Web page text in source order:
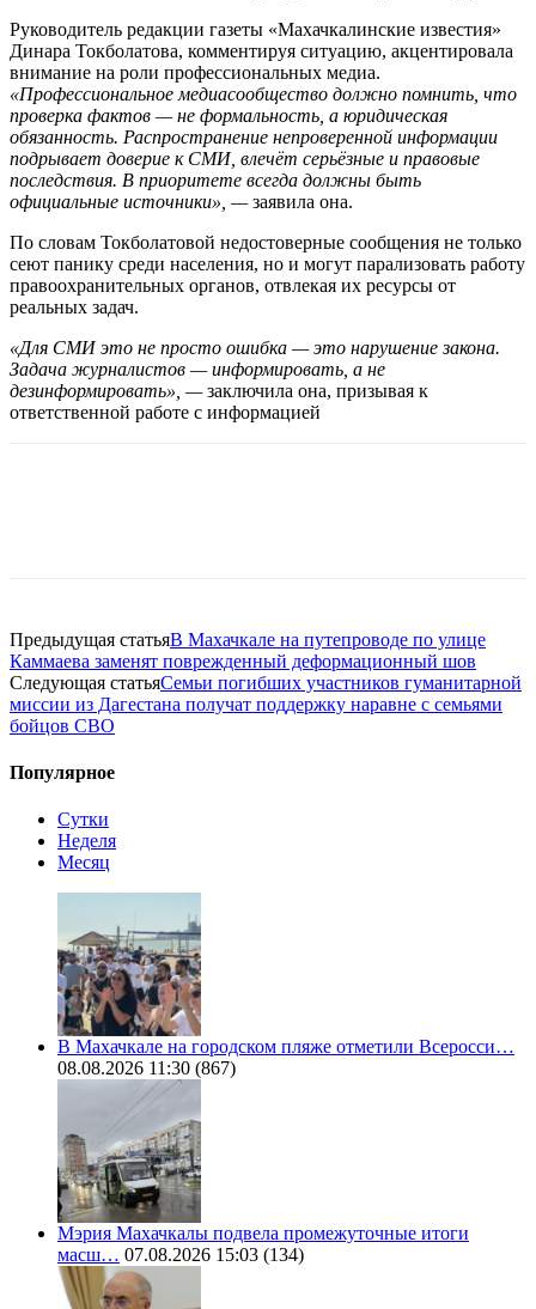
Руководитель редакции газеты «Махачкалинские известия»
Динара Токболатова, комментируя ситуацию, акцентировала
внимание на роли профессиональных медиа.
«Профессиональное медиасообщество должно помнить, что
проверка фактов — не формальность, а юридическая
обязанность. Распространение непроверенной информации
подрывает доверие к СМИ, влечёт серьёзные и правовые
последствия. В приоритете всегда должны быть
официальные источники», —заявила она.
По словам Токболатовой недостоверные сообщения не только
сеют панику среди населения, но и могут парализовать работу
правоохранительных органов, отвлекая их ресурсы от
реальных задач.
«Для СМИ это не просто ошибка — это нарушение закона.
Задача журналистов — информировать, а не
дезинформировать», —заключила она, призывая к
ответственной работе с информацией
Предыдущая статьяВ Махачкале на путепроводе по улице
Каммаева заменят поврежденный деформационный шов
Следующая статьяСемьи погибших участников гуманитарной
миссии из Дагестана получат поддержку наравне с семьями
бойцов СВО
Популярное
Сутки
Неделя
Месяц
В Махачкале на городском пляже отметили Всеросси…
08.08.2026 11:30 (867)
Мэрия Махачкалы подвела промежуточные итоги
масш… 07.08.2026 15:03 (134)